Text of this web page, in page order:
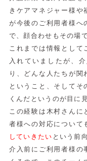
きケアマネジャー様や
が今後のご利用者様へ
で、顔合わせもその場
これまでは情報として
入れていましたが、
り、どんな人たちが関
ということ、そしてそ
くんだというのが目に
この経験は木村さんに
者様への対応について
していきたい という前
介入前にご利用者様の